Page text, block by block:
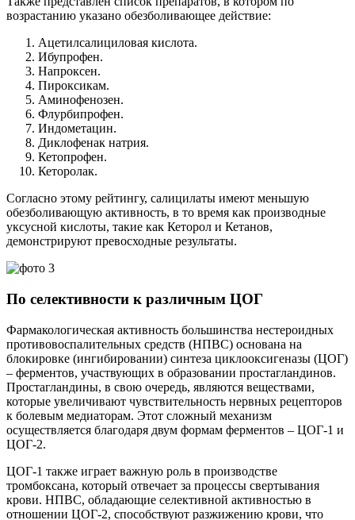
возрастанию указано обезболивающее действие:
Ацетилсалициловая кислота.
Ибупрофен.
Напроксен.
Пироксикам.
Аминофенозен.
Флурбипрофен.
Индометацин.
Диклофенак натрия.
Кетопрофен.
Кеторолак.
Согласно этому рейтингу, салицилаты имеют меньшую
обезболивающую активность, в то время как производные
уксусной кислоты, такие как Кеторол и Кетанов,
демонстрируют превосходные результаты.
По селективности к различным ЦОГ
Фармакологическая активность большинства нестероидных
противовоспалительных средств (НПВС) основана на
блокировке (ингибировании) синтеза циклооксигеназы (ЦОГ)
– ферментов, участвующих в образовании простагландинов.
Простагландины, в свою очередь, являются веществами,
которые увеличивают чувствительность нервных рецепторов
к болевым медиаторам. Этот сложный механизм
осуществляется благодаря двум формам ферментов – ЦОГ-1 и
ЦОГ-2.
ЦОГ-1 также играет важную роль в производстве
тромбоксана, который отвечает за процессы свертывания
крови. НПВС, обладающие селективной активностью в
отношении ЦОГ-2, способствуют разжижению крови, что